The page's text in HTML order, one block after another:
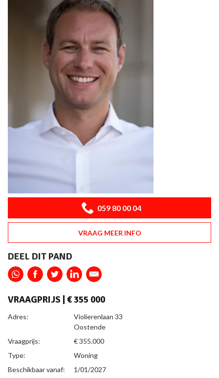
059 80 00 04
VRAAG MEER INFO
DEEL DIT PAND
VRAAGPRIJS | € 355 000
ALGEMEEN
Adres:
Violierenlaan 33
Oostende
Vraagprijs:
€ 355.000
Type:
Woning
Beschikbaar vanaf:
1/01/2027